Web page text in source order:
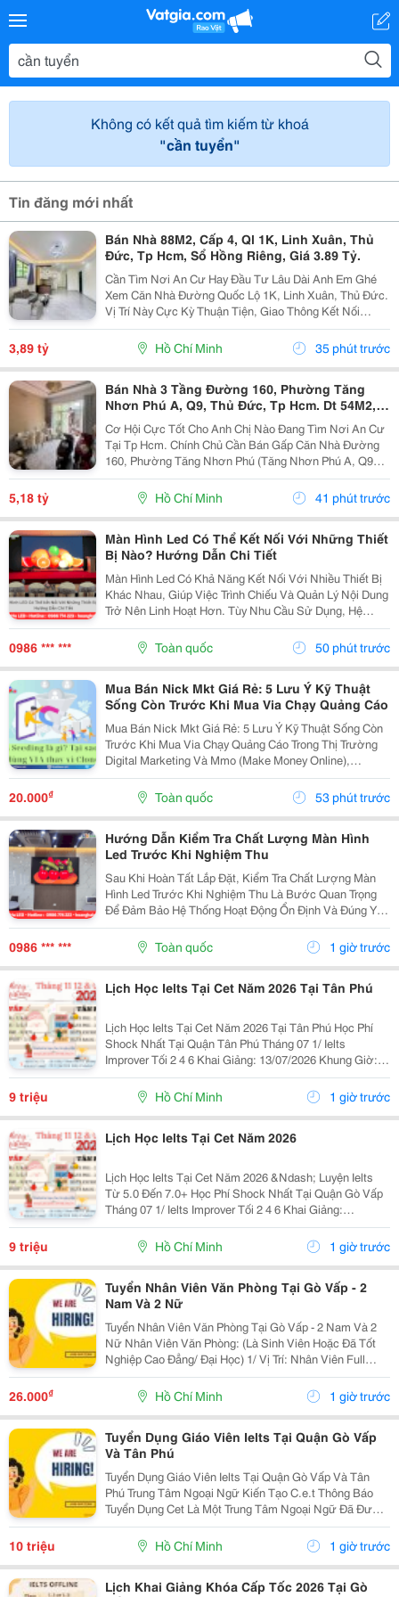
Không có kết quả tìm kiếm từ khoá
"cần tuyển"
Tin đăng mới nhất
Bán Nhà 88M2, Cấp 4, Ql 1K, Linh Xuân, Thủ
Đức, Tp Hcm, Sổ Hồng Riêng, Giá 3.89 Tỷ.
Cần Tìm Nơi An Cư Hay Đầu Tư Lâu Dài Anh Em Ghé
Xem Căn Nhà Đường Quốc Lộ 1K, Linh Xuân, Thủ Đức.
Vị Trí Này Cực Kỳ Thuận Tiện, Giao Thông Kết Nối
Nhanh Chóng, Cực Kỳ Phù Hợp Cho Khách Mua Để Giữ
Tài Sản Hoặc Cho Thuê Đều Rất Ổn Định. Thông Tin...
3,89 tỷ Hồ Chí Minh 35 phút trước
Bán Nhà 3 Tầng Đường 160, Phường Tăng
Nhơn Phú A, Q9, Thủ Đức, Tp Hcm. Dt 54M2,
Sổ Hồng Riêng. Giá 5,18 Tỷ
Cơ Hội Cực Tốt Cho Anh Chị Nào Đang Tìm Nơi An Cư
Tại Tp Hcm. Chính Chủ Cần Bán Gấp Căn Nhà Đường
160, Phường Tăng Nhơn Phú (Tăng Nhơn Phú A, Q9
Cũ). Vị Trí Nhà Nằm Trong Khu Dân Cư Ổn Định, Giao
Thông Thuận Tiện Chỉ Vài Bước Là Ra Lã Xuân Oai,
5,18 tỷ Hồ Chí Minh 41 phút trước
Màn Hình Led Có Thể Kết Nối Với Những Thiết
Bị Nào? Hướng Dẫn Chi Tiết
Màn Hình Led Có Khả Năng Kết Nối Với Nhiều Thiết Bị
Khác Nhau, Giúp Việc Trình Chiếu Và Quản Lý Nội Dung
Trở Nên Linh Hoạt Hơn. Tùy Nhu Cầu Sử Dụng, Hệ
Thống Có Thể Nhận Tín Hiệu Từ Máy Tính, Laptop,
Camera, Đầu Phát Hd/4K, Tv Box, Điện Thoại, Máy...
0986 *** *** Toàn quốc 50 phút trước
Mua Bán Nick Mkt Giá Rẻ: 5 Lưu Ý Kỹ Thuật
Sống Còn Trước Khi Mua Via Chạy Quảng Cáo
Mua Bán Nick Mkt Giá Rẻ: 5 Lưu Ý Kỹ Thuật Sống Còn
Trước Khi Mua Via Chạy Quảng Cáo Trong Thị Trường
Digital Marketing Và Mmo (Make Money Online),
Facebook Ads Vẫn Luôn Là Kênh Mang Lại Lượng
Khách Hàng Tiềm Năng Và Dòng Doanh Thu Đột Phá.
Để Vận...
20.000₫ Toàn quốc 53 phút trước
Hướng Dẫn Kiểm Tra Chất Lượng Màn Hình
Led Trước Khi Nghiệm Thu
Sau Khi Hoàn Tất Lắp Đặt, Kiểm Tra Chất Lượng Màn
Hình Led Trước Khi Nghiệm Thu Là Bước Quan Trọng
Để Đảm Bảo Hệ Thống Hoạt Động Ổn Định Và Đúng Yêu
Cầu Kỹ Thuật. Một Số Hạng Mục Cần Kiểm Tra Gồm:
Chất Lượng Hiển Thị, Độ Sáng, Màu Sắc, Độ Đồng
0986 *** *** Toàn quốc 1 giờ trước
Lịch Học Ielts Tại Cet Năm 2026 Tại Tân Phú
Lịch Học Ielts Tại Cet Năm 2026 Tại Tân Phú Học Phí
Shock Nhất Tại Quận Tân Phú Tháng 07 1/ Ielts
Improver Tối 2 4 6 Khai Giảng: 13/07/2026 Khung Giờ:
18:00 Đến 21:00 Học Phí Ưu Đãi 5% Khi Đăng Ký 2/ Ielts
Basic Tối 3 5 7 Khai...
9 triệu Hồ Chí Minh 1 giờ trước
Lịch Học Ielts Tại Cet Năm 2026
Lịch Học Ielts Tại Cet Năm 2026 &Ndash; Luyện Ielts
Từ 5.0 Đến 7.0+ Học Phí Shock Nhất Tại Quận Gò Vấp
Tháng 07 1/ Ielts Improver Tối 2 4 6 Khai Giảng:
13/07/2026 Khung Giờ: 18:00 Đến 21:00 Học Phí Ưu Đãi
5% Khi Đăng Ký 2/ Ielts...
9 triệu Hồ Chí Minh 1 giờ trước
Tuyển Nhân Viên Văn Phòng Tại Gò Vấp - 2
Nam Và 2 Nữ
Tuyển Nhân Viên Văn Phòng Tại Gò Vấp - 2 Nam Và 2
Nữ Nhân Viên Văn Phòng: (Là Sinh Viên Hoặc Đã Tốt
Nghiệp Cao Đẳng/ Đại Học) 1/ Vị Trí: Nhân Viên Full
Time (2 Nam 2 Nữ) Ca Làm: 13:00 Đến 21:00 (1 Tháng
Được Nghỉ Phép 1 Ngày, Và Hưởng Các Ngày...
26.000₫ Hồ Chí Minh 1 giờ trước
Tuyển Dụng Giáo Viên Ielts Tại Quận Gò Vấp
Và Tân Phú
Tuyển Dụng Giáo Viên Ielts Tại Quận Gò Vấp Và Tân
Phú Trung Tâm Ngoại Ngữ Kiến Tạo C.e.t Thông Báo
Tuyển Dụng Cet Là Một Trung Tâm Ngoại Ngữ Đã Được
Thành Lập 16 Năm Chuyên Về Chương Trình Anh Văn
Học Thuật Ielts &Ndash; Toefl Ibt. Trung Tâm...
10 triệu Hồ Chí Minh 1 giờ trước
Lịch Khai Giảng Khóa Cấp Tốc 2026 Tại Gò